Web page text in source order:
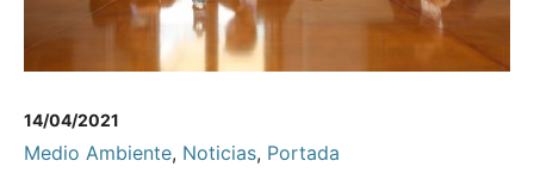
14/04/2021
Medio Ambiente, Noticias, Portada